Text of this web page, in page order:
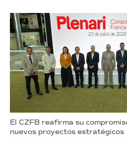
El CZFB reafirma su
nuevos proyectos estratégicos